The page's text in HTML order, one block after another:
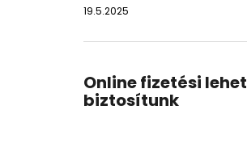
19.5.2025
Online fizetési
biztosítunk